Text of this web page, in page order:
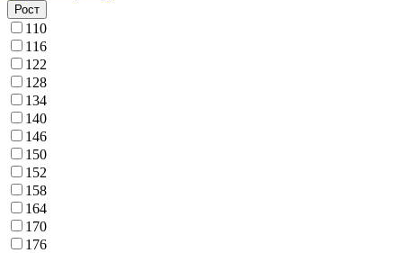
Рост
110
116
122
128
134
140
146
150
152
158
164
170
176